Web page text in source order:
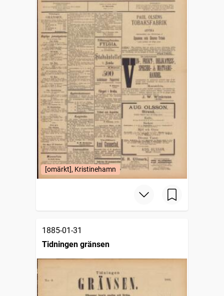
[omärkt], Kristinehamn
1885-01-31
Tidningen gränsen